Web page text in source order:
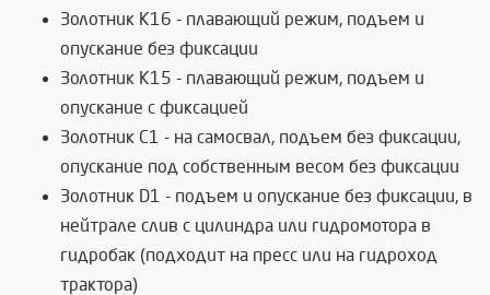
Золотник К16 - плавающий режим, подъем и
опускание без фиксации
Золотник К15 - плавающий режим, подъем и
опускание с фиксацией
Золотник C1 - на самосвал, подъем без фиксации,
опускание под собственным весом без фиксации
Золотник D1 - подъем и опускание без фиксации, в
нейтрале слив с цилиндра или гидромотора в
гидробак (подходит на пресс или на гидроход
трактора)